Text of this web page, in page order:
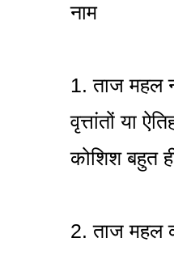
नाम
1. ताज महल
वृत्तांतों या
कोशिश बहुत
2. ताज महल